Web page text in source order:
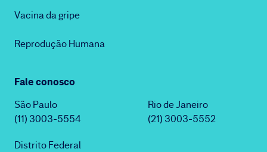
Vacina da gripe
Reprodução Humana
Fale conosco
São Paulo
(11) 3003-5554
Rio de Janeiro
(21) 3003-5552
Distrito Federal